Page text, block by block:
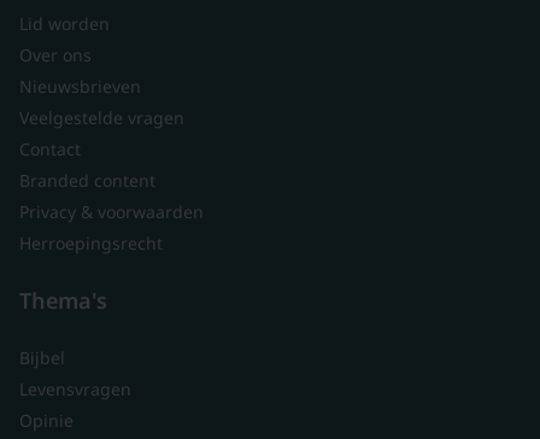
Lid worden
Over ons
Nieuwsbrieven
Veelgestelde vragen
Contact
Branded content
Privacy & voorwaarden
Herroepingsrecht
Thema's
Bijbel
Levensvragen
Opinie